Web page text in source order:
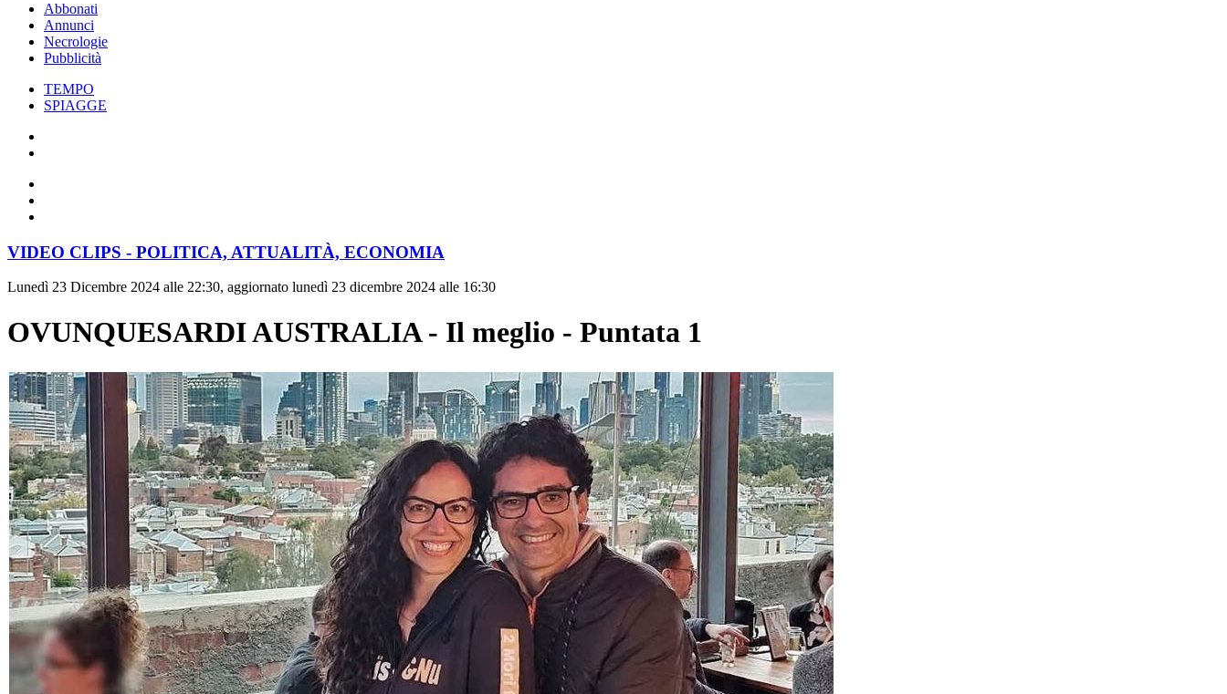
Abbonati
Annunci
Necrologie
Pubblicità
TEMPO
SPIAGGE
VIDEO CLIPS - POLITICA, ATTUALITÀ, ECONOMIA
Lunedì 23 Dicembre 2024 alle 22:30, aggiornato lunedì 23 dicembre 2024 alle 16:30
OVUNQUESARDI AUSTRALIA - Il meglio - Puntata 1